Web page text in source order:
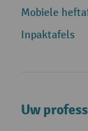
Mobiele
Inpaktafels
Uw